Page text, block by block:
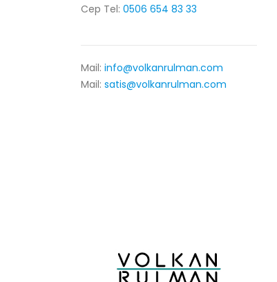
Cep Tel: 0506 654 83 33
Mail: info@volkanrulman.com
Mail: satis@volkanrulman.com